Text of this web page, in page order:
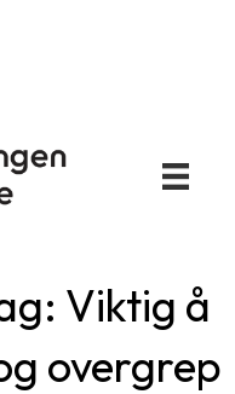
Viktig å
overgrep